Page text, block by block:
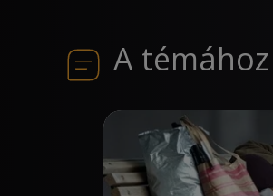
A témához